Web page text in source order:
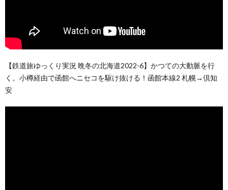
【鉄道旅ゆっくり実況 晩冬の北海道2022-6】かつての大動脈を行
く。小樽経由で函館へニセコを駆け抜ける！函館本線2 札幌→倶知
安